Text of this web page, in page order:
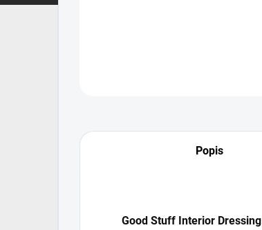
Popis
Good Stuff Interior Dressing